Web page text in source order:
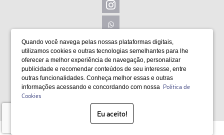
Quando você navega pelas nossas plataformas digitais,
utilizamos cookies e outras tecnologias semelhantes para lhe
oferecer a melhor experiência de navegação, personalizar
publicidade e recomendar conteúdos de seu interesse, entre
outras funcionalidades. Conheça melhor essas e outras
informações acessando e concordando com nossa Política de
Cookies
Eu aceito!
LOCALIZAÇÃO
FORMAS DE PAGAMENTO